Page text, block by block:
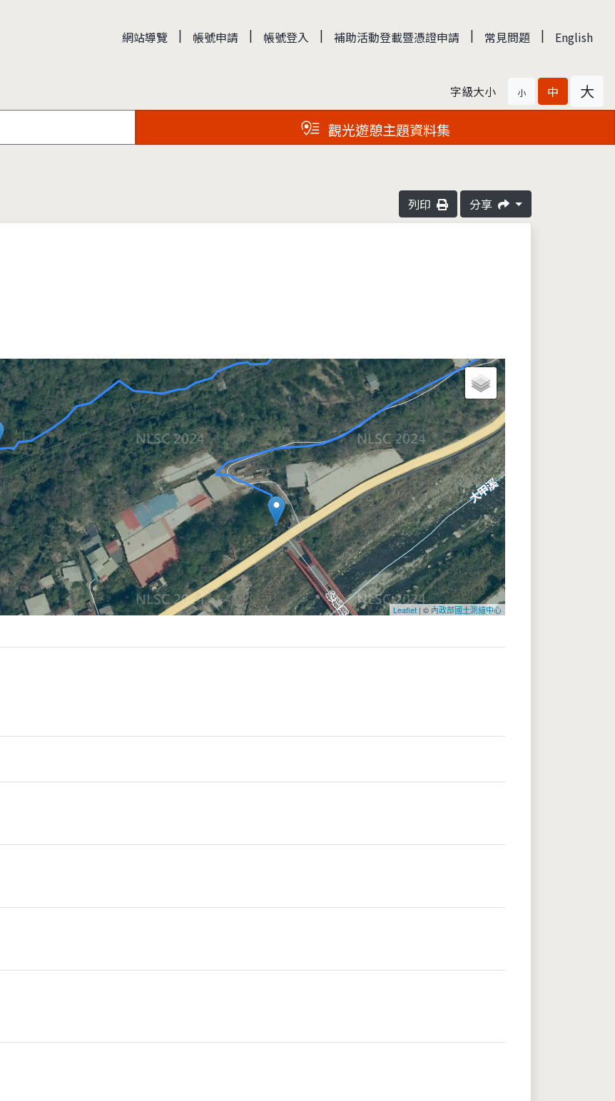
網站導覽 | 帳號申請 | 帳號登入 | 補助活動登載暨憑證申請 | 常見問題 | English
字級大小 小 中 大
觀光遊憩主題資料集
列印 分享
Leaflet | © 內政部國土測繪中心